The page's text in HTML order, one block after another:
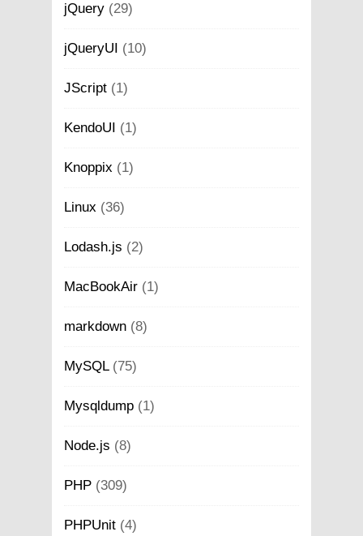
jQuery (29)
jQueryUI (10)
JScript (1)
KendoUI (1)
Knoppix (1)
Linux (36)
Lodash.js (2)
MacBookAir (1)
markdown (8)
MySQL(75)
Mysqldump (1)
Node.js (8)
PHP (309)
PHPUnit (4)